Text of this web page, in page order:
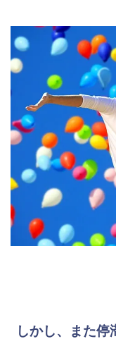
しかし、また停